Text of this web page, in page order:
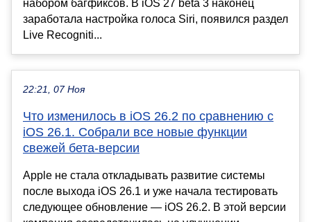
набором багфиксов. В iOS 27 beta 3 наконец
заработала настройка голоса Siri, появился раздел
Live Recogniti...
22:21, 07 Ноя
Что изменилось в iOS 26.2 по сравнению с
iOS 26.1. Собрали все новые функции
свежей бета-версии
Apple не стала откладывать развитие системы
после выхода iOS 26.1 и уже начала тестировать
следующее обновление — iOS 26.2. В этой версии